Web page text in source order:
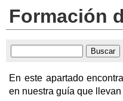
Formación
En este apartado
en nuestra guía que